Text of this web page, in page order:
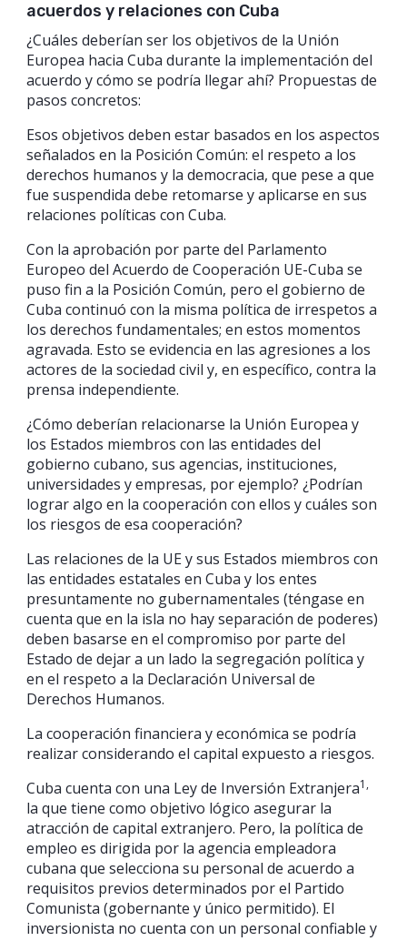
acuerdos y relaciones con Cuba
¿Cuáles deberían ser los objetivos de la Unión
Europea hacia Cuba durante la implementación del
acuerdo y cómo se podría llegar ahí? Propuestas de
pasos concretos:
Esos objetivos deben estar basados en los aspectos
señalados en la Posición Común: el respeto a los
derechos humanos y la democracia, que pese a que
fue suspendida debe retomarse y aplicarse en sus
relaciones políticas con Cuba.
Con la aprobación por parte del Parlamento
Europeo del Acuerdo de Cooperación UE-Cuba se
puso fin a la Posición Común, pero el gobierno de
Cuba continuó con la misma política de irrespetos a
los derechos fundamentales; en estos momentos
agravada. Esto se evidencia en las agresiones a los
actores de la sociedad civil y, en específico, contra la
prensa independiente.
¿Cómo deberían relacionarse la Unión Europea y
los Estados miembros con las entidades del
gobierno cubano, sus agencias, instituciones,
universidades y empresas, por ejemplo? ¿Podrían
lograr algo en la cooperación con ellos y cuáles son
los riesgos de esa cooperación?
Las relaciones de la UE y sus Estados miembros con
las entidades estatales en Cuba y los entes
presuntamente no gubernamentales (téngase en
cuenta que en la isla no hay separación de poderes)
deben basarse en el compromiso por parte del
Estado de dejar a un lado la segregación política y
en el respeto a la Declaración Universal de
Derechos Humanos.
La cooperación financiera y económica se podría
realizar considerando el capital expuesto a riesgos.
Cuba cuenta con una Ley de Inversión Extranjera1,
la que tiene como objetivo lógico asegurar la
atracción de capital extranjero. Pero, la política de
empleo es dirigida por la agencia empleadora
cubana que selecciona su personal de acuerdo a
requisitos previos determinados por el Partido
Comunista (gobernante y único permitido). El
inversionista no cuenta con un personal confiable y